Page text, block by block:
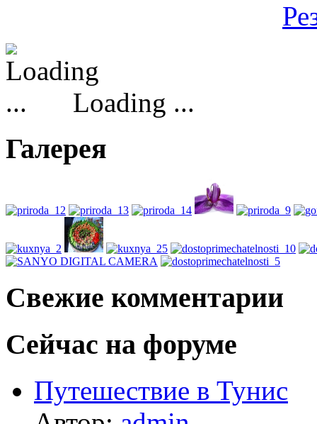
Loading ...
Галерея
Свежие комментарии
Сейчас на форуме
Путешествие в Тунис